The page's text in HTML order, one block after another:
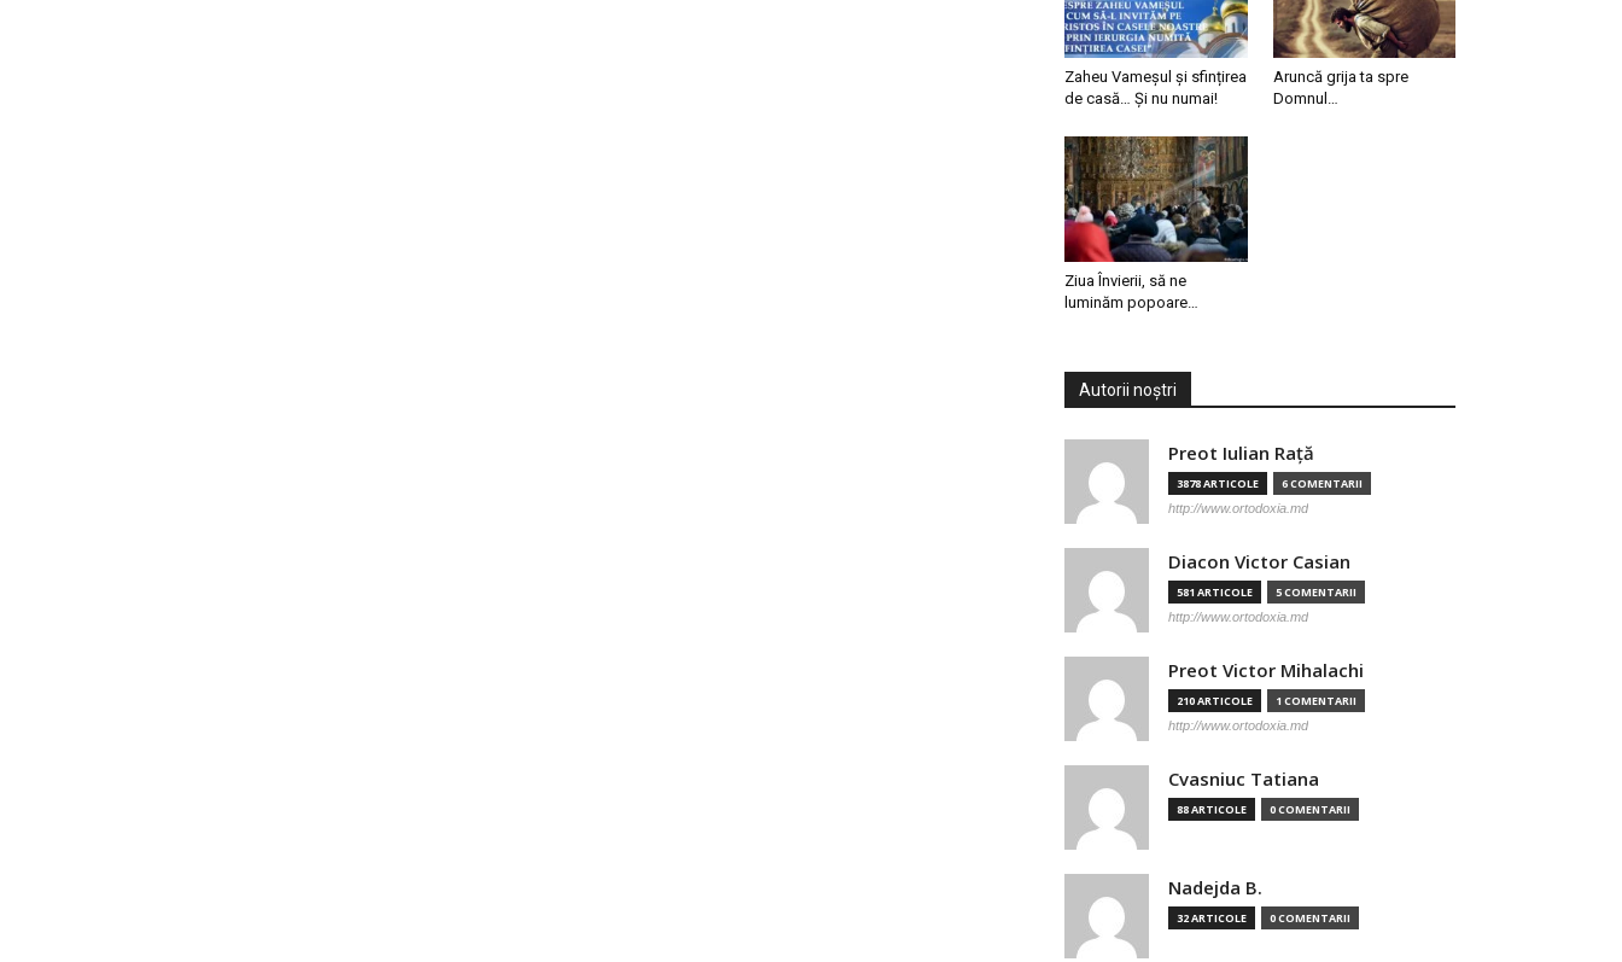
Zaheu Vameșul și sfințirea
de casă… Și nu numai!
Aruncă grija ta spre
Domnul…
Ziua Învierii, să ne
luminăm popoare…
Autorii noștri
Preot Iulian Raţă
3878 ARTICOLE 6 COMENTARII
http://www.ortodoxia.md
Diacon Victor Casian
581 ARTICOLE 5 COMENTARII
http://www.ortodoxia.md
Preot Victor Mihalachi
210 ARTICOLE 1 COMENTARII
http://www.ortodoxia.md
Cvasniuc Tatiana
88 ARTICOLE 0 COMENTARII
Nadejda B.
32 ARTICOLE 0 COMENTARII